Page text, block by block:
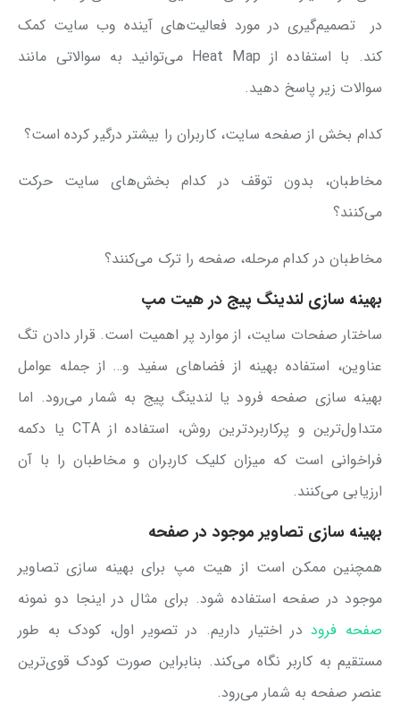
در تصمیم‌گیری در مورد فعالیت‌های آینده وب سایت کمک
کند. با استفاده از Heat Map می‌توانید به سوالاتی مانند
سوالات زیر پاسخ دهید.
کدام بخش از صفحه سایت، کاربران را بیشتر درگیر کرده است؟
مخاطبان، بدون توقف در کدام بخش‌های سایت حرکت
می‌کنند؟
مخاطبان در کدام مرحله، صفحه را ترک می‌کنند؟
بهینه سازی لندینگ پیج در هیت مپ
ساختار صفحات سایت، از موارد پر اهمیت است. قرار دادن تگ
عناوین، استفاده بهینه از فضاهای سفید و… از جمله عوامل
بهینه سازی صفحه فرود یا لندینگ پیج به شمار می‌رود. اما
متداول‌ترین و پرکاربردترین روش، استفاده از CTA یا دکمه
فراخوانی است که میزان کلیک کاربران و مخاطبان را با آن
ارزیابی می‌کنند.
بهینه سازی تصاویر موجود در صفحه
همچنین ممکن است از هیت مپ برای بهینه سازی تصاویر
موجود در صفحه استفاده شود. برای مثال در اینجا دو نمونه
صفحه فرود در اختیار داریم. در تصویر اول، کودک به طور
مستقیم به کاربر نگاه می‌کند. بنابراین صورت کودک قوی‌ترین
عنصر صفحه به شمار می‌رود.